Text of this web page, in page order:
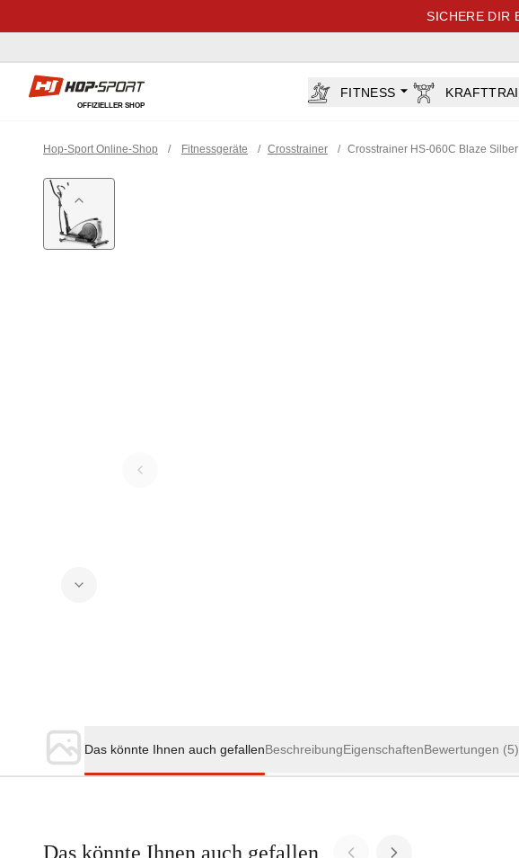
SICHERE DIR
Hop-sport.at
OFFIZIELLER SHOP
FITNESS
Hop-Sport Online-Shop / Fitnessgeräte / Crosstrainer / Crosstrainer HS-060C Blaze Silber
Das könnte Ihnen auch gefallenBeschreibungEigenschaftenBewertungen (5)
Das könnte Ihnen auch gefallen